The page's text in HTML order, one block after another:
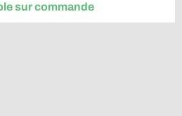
sur commande